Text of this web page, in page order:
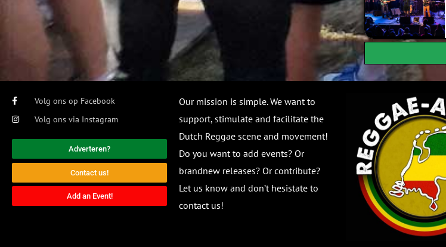
Volg ons op Facebook
Volg ons via Instagram
Adverteren?
Contact us!
Add an Event!
Our mission is simple. We want to
support, stimulate and facilitate the
Dutch Reggae scene and movement!
Do you want to add events? Or
brandnew releases? Or contribute?
Let us know and don’t hesistate to
contact us!